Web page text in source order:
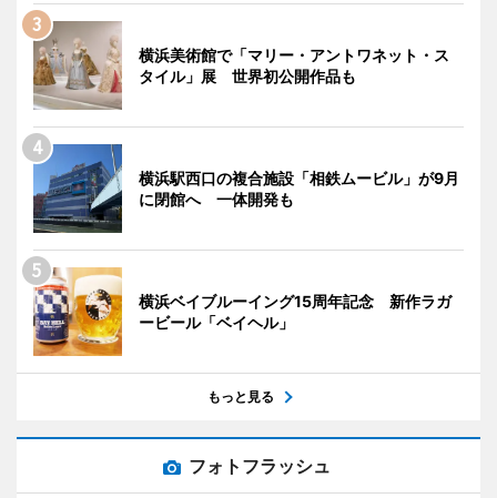
横浜美術館で「マリー・アントワネット・ス
タイル」展 世界初公開作品も
横浜駅西口の複合施設「相鉄ムービル」が9月
に閉館へ 一体開発も
横浜ベイブルーイング15周年記念 新作ラガ
ービール「ベイヘル」
もっと見る
フォトフラッシュ